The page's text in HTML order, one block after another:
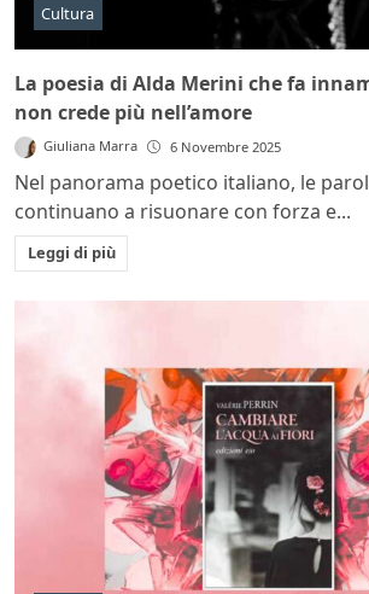
Cultura
La poesia di Alda Merini che fa
non crede più nell’amore
Giuliana Marra 6 Novembre 2025
Nel panorama poetico italiano, le
continuano a risuonare con forza e...
Leggi di più